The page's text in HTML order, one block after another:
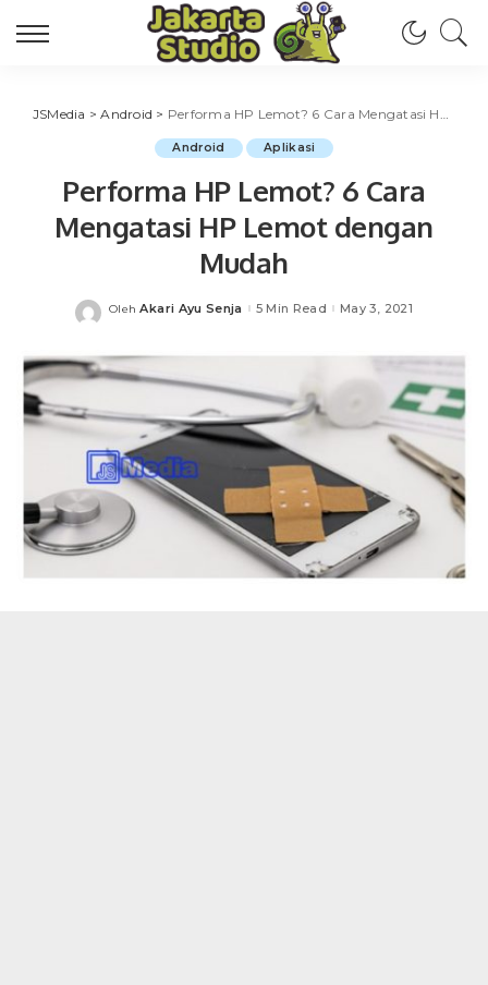
JSMedia >Android > Performa HP Lemot? 6 Cara Mengatasi HP Lemot dengan Mudah
Android Aplikasi
Performa HP Lemot? 6 Cara
Mengatasi HP Lemot dengan
Mudah
Posted
Oleh Akari Ayu Senja 5 Min Read May 3, 2021